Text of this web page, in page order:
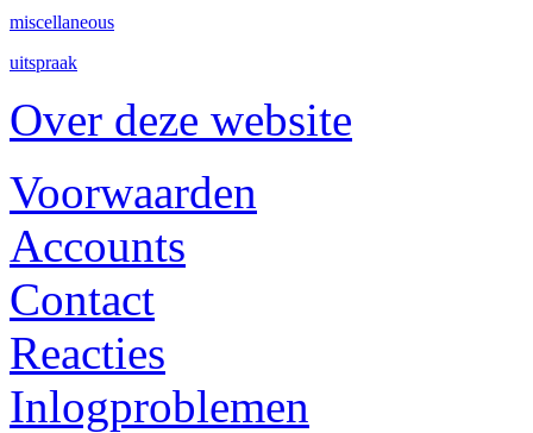
miscellaneous
uitspraak
Over deze website
Voorwaarden
Accounts
Contact
Reacties
Inlogproblemen